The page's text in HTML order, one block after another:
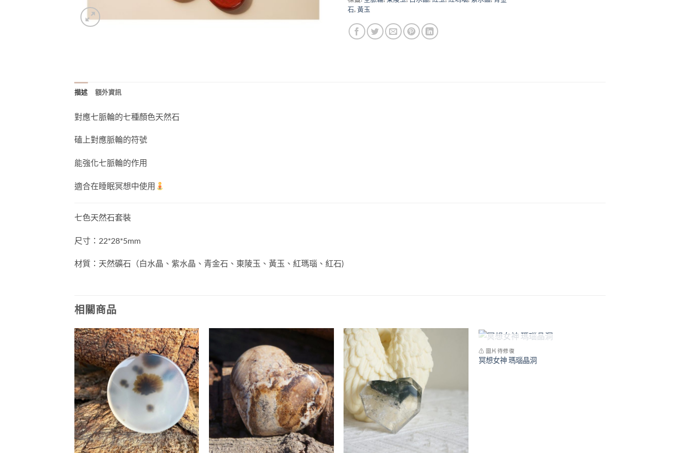
石, 黃玉
描述 額外資訊
對應七脈輪的七種顏色天然石
磕上對應脈輪的符號
能強化七脈輪的作用
適合在睡眠冥想中使用
七色天然石套裝
尺寸：22*28*5mm
材質：天然礦石（白水晶、紫水晶、青金石、東陵玉、黃玉、紅瑪瑙、紅石)
相關商品
⚠ 圖片待修復
冥想女神 瑪瑙晶洞